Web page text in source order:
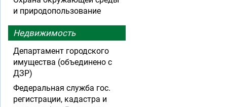
и природопользование
Недвижимость
Департамент городского
имущества (объединено с
ДЗР)
Федеральная служба гос.
регистрации, кадастра и